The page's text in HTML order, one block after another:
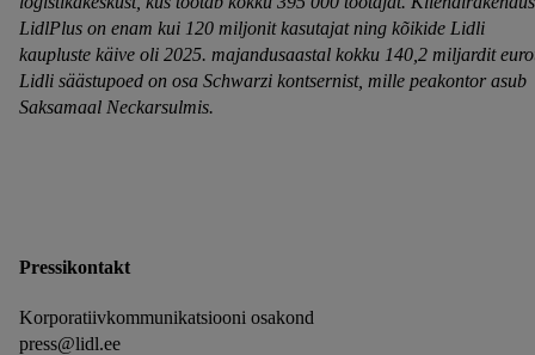
LidlPlus on enam kui 120 miljonit kasutajat ning kõikide Lidli
kaupluste käive oli 2025. majandusaastal kokku 140,2 miljardit
Lidli säästupoed on osa Schwarzi kontsernist, mille peakontor asub
Saksamaal Neckarsulmis.
Pressikontakt
Korporatiivkommunikatsiooni osakond
press@lidl.ee
eespool nimetatud eesmärkide töötlemiseks. Täiendavat teavet,
sealhulgas andmete säilitamisperioodi ja teie õigust oma
nõusolekut igal ajal tagasi võtta, leiate meie
privaatsuspoliitikast.Trükised leiate siit.